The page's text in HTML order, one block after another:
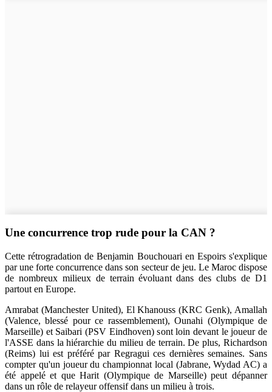
Une concurrence trop rude pour la CAN ?
Cette rétrogradation de Benjamin Bouchouari en Espoirs s'explique
par une forte concurrence dans son secteur de jeu. Le Maroc dispose
de nombreux milieux de terrain évoluant dans des clubs de D1
partout en Europe.
Amrabat (Manchester United), El Khanouss (KRC Genk), Amallah
(Valence, blessé pour ce rassemblement), Ounahi (Olympique de
Marseille) et Saibari (PSV Eindhoven) sont loin devant le joueur de
l'ASSE dans la hiérarchie du milieu de terrain. De plus, Richardson
(Reims) lui est préféré par Regragui ces dernières semaines. Sans
compter qu'un joueur du championnat local (Jabrane, Wydad AC) a
été appelé et que Harit (Olympique de Marseille) peut dépanner
dans un rôle de relayeur offensif dans un milieu à trois.